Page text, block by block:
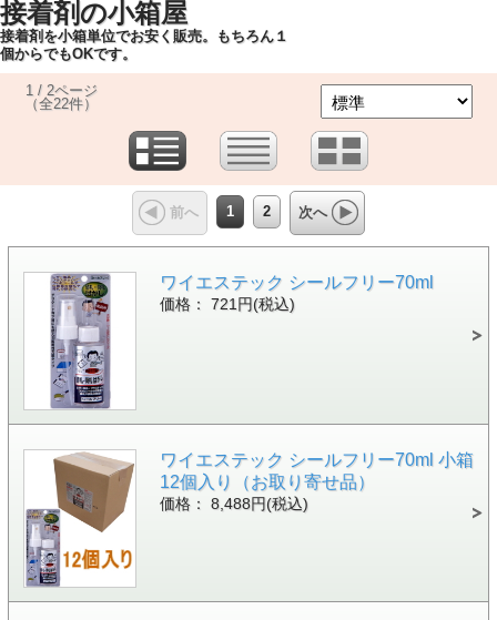
接着剤の小箱屋
接着剤を小箱単位でお安く販売。もちろん１
個からでもOKです。
1 / 2ページ
（全22件）
前へ 1 2 次へ
ワイエステック シールフリー70ml
価格： 721円(税込)
ワイエステック シールフリー70ml 小箱
12個入り（お取り寄せ品）
価格： 8,488円(税込)